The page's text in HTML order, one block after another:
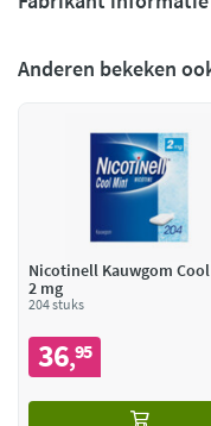
Anderen bekeken
Nicotinell Kauwgom
2 mg
204 stuks
36,95